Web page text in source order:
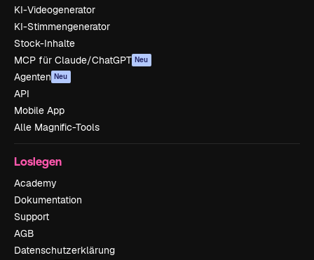
KI-Videogenerator
KI-Stimmengenerator
Stock-Inhalte
MCP für Claude/ChatGPT Neu
Agenten Neu
API
Mobile App
Alle Magnific-Tools
Loslegen
Academy
Dokumentation
Support
AGB
Datenschutzerklärung